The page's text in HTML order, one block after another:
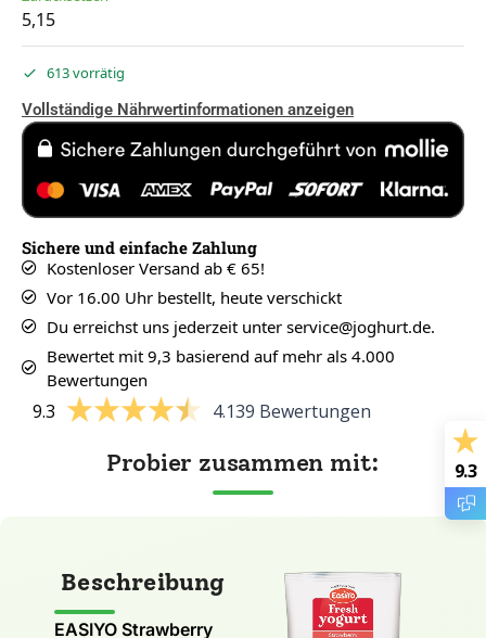
5,15
613 vorrätig
Vollständige Nährwertinformationen anzeigen
Sichere und einfache Zahlung
Kostenloser Versand ab € 65!
Vor 16.00 Uhr bestellt, heute verschickt
Du erreichst uns jederzeit unter service@joghurt.de.
Bewertet mit 9,3 basierend auf mehr als 4.000
Bewertungen
9.3 4.139 Bewertungen
Probier zusammen mit:
Beschreibung
EASIYO Strawberry
9.3